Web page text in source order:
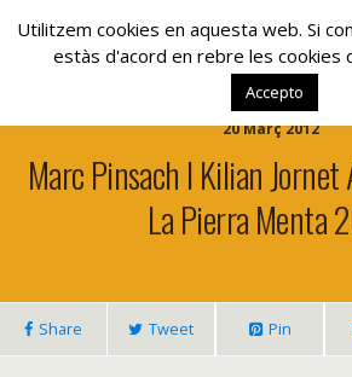
www.lacolla.cat
20 Març 2012
Marc Pinsach I Kilian Jornet
La Pierra Menta
Share Tweet Pin
Utilitzem cookies en aquesta web. Si
estàs d'acord en rebre les cookies
Accepto